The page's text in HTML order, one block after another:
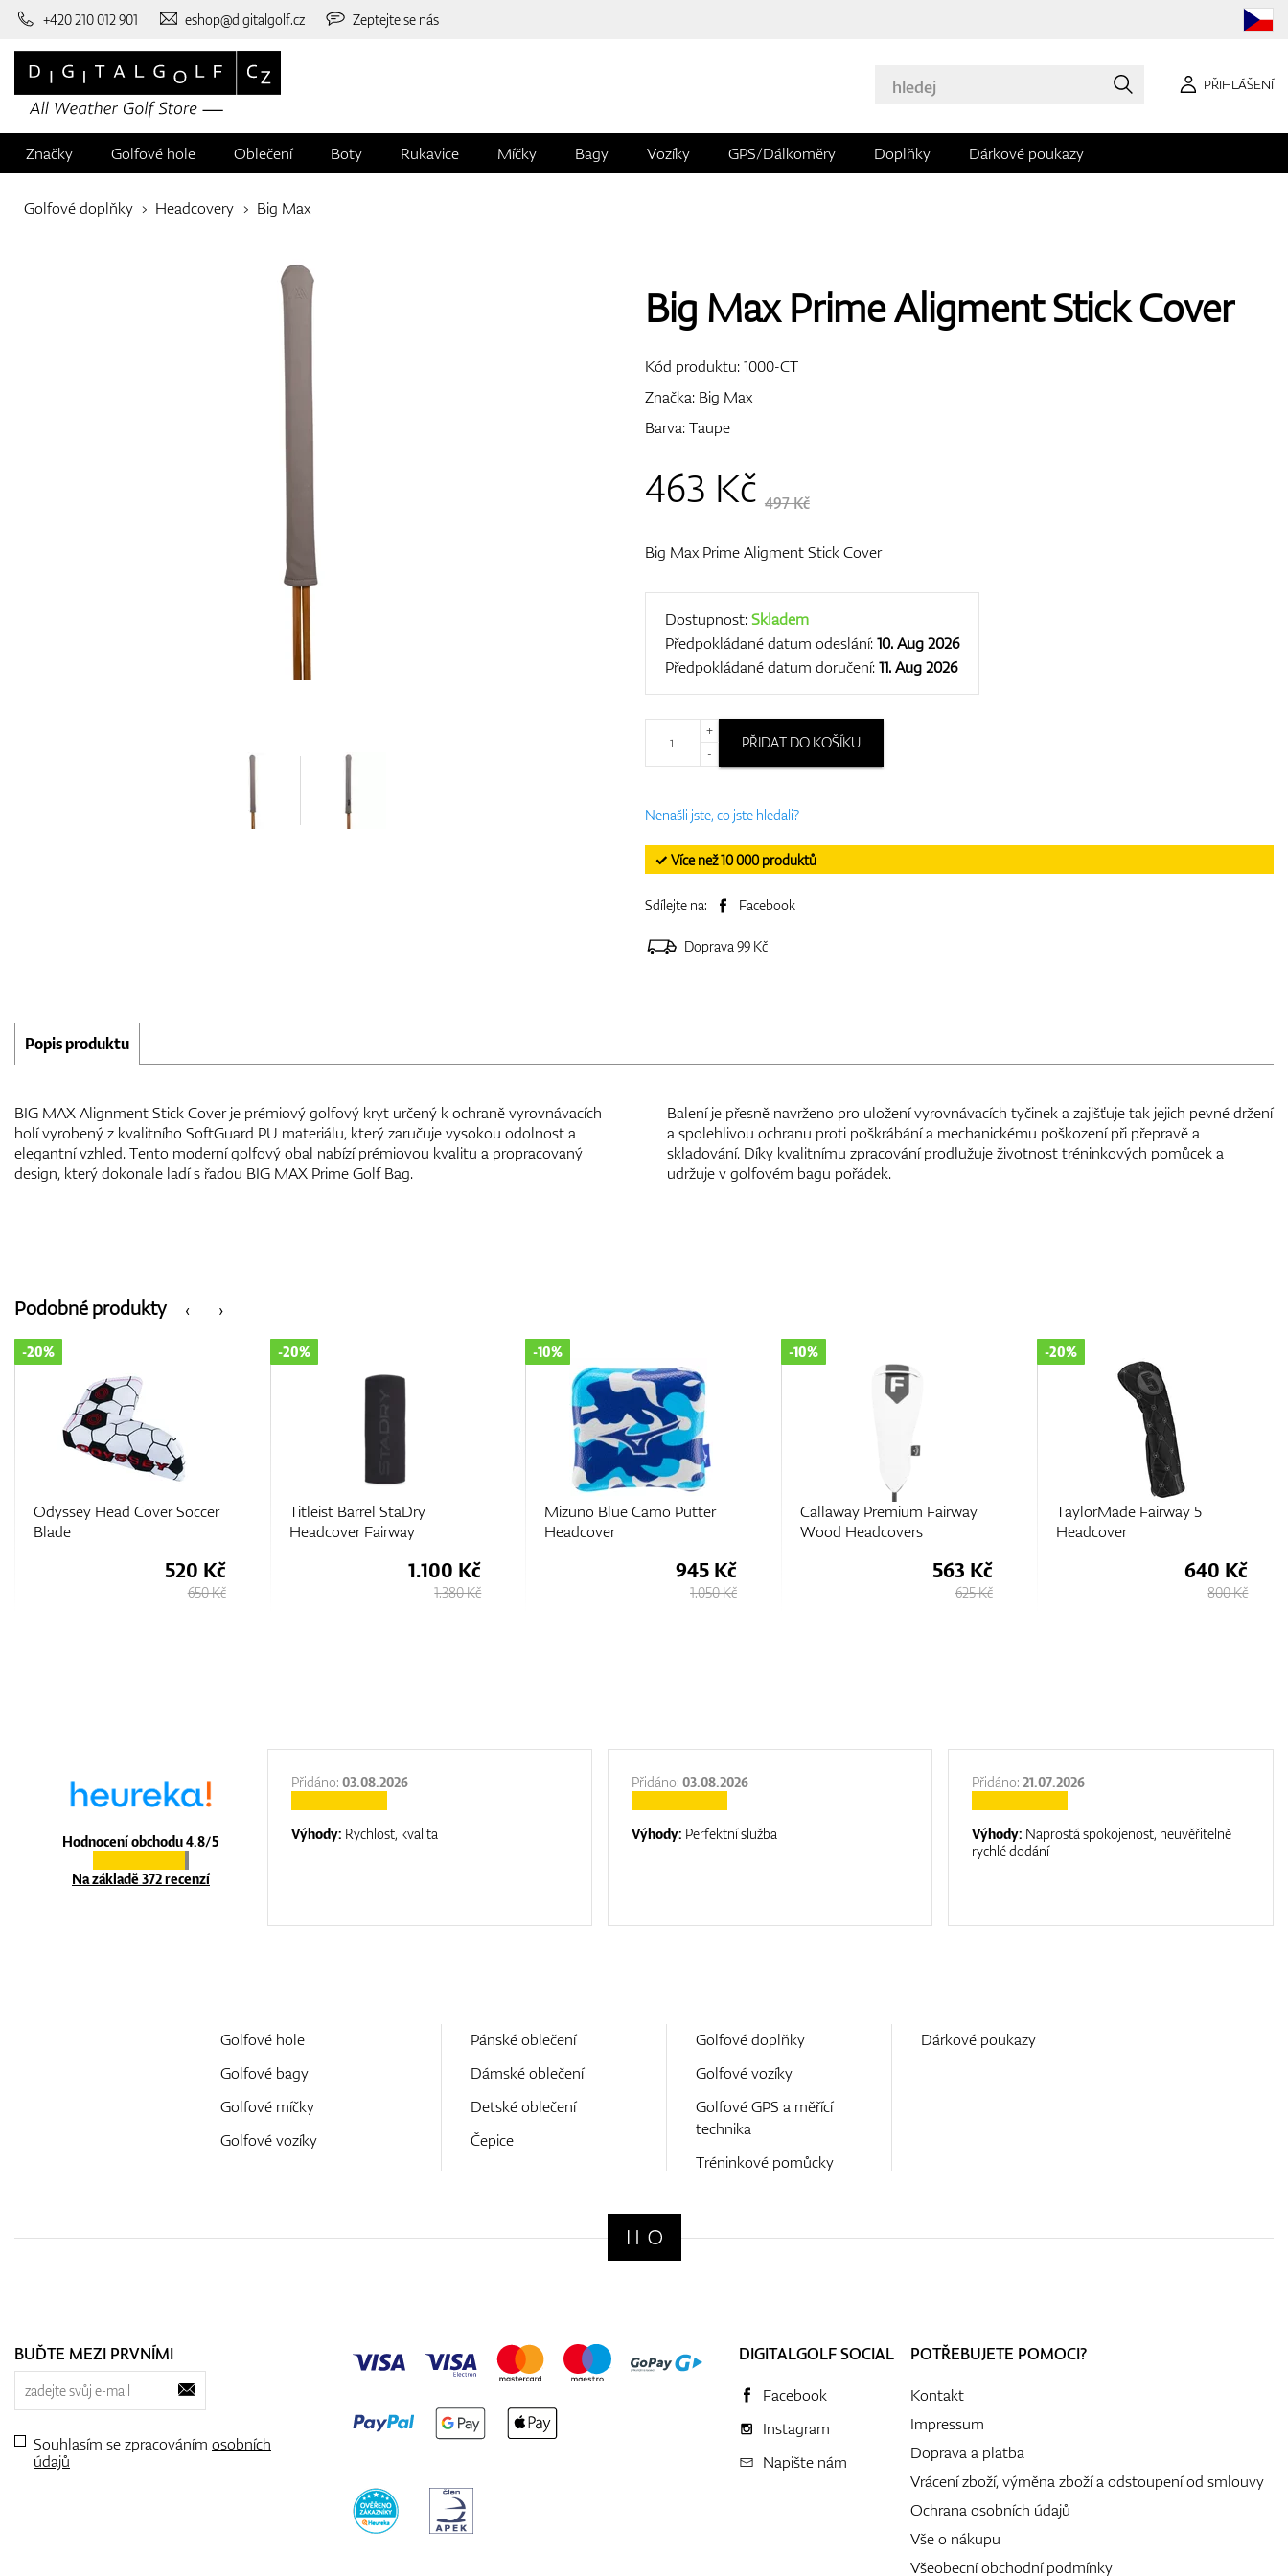
+420 210 012 901 eshop@digitalgolf.cz Zeptejte se nás
PŘIHLÁŠENÍ
Značky Golfové hole Oblečení Boty Rukavice Míčky Bagy Vozíky GPS/Dálkoměry Doplňky Dárkové poukazy
Golfové doplňky Headcovery Big Max
Big Max Prime Aligment Stick Cover
Kód produktu:1000-CT
Značka: Big Max
Barva: Taupe
463 Kč 497 Kč
Big Max Prime Aligment Stick Cover
Dostupnost:Skladem
Předpokládané datum odeslání:10. Aug 2026
Předpokládané datum doručení:11. Aug 2026
+
-
PŘIDAT DO KOŠÍKU
Nenašli jste, co jste hledali?
✓ Více než 10 000 produktů
Sdílejte na: Facebook
Doprava 99 Kč
Popis produktu
BIG MAX Alignment Stick Cover je prémiový golfový kryt určený k ochraně vyrovnávacích
holí vyrobený z kvalitního SoftGuard PU materiálu, který zaručuje vysokou odolnost a
elegantní vzhled. Tento moderní golfový obal nabízí prémiovou kvalitu a propracovaný
design, který dokonale ladí s řadou BIG MAX Prime Golf Bag.
Balení je přesně navrženo pro uložení vyrovnávacích tyčinek a zajišťuje tak jejich pevné držení
a spolehlivou ochranu proti poškrábání a mechanickému poškození při přepravě a
skladování. Díky kvalitnímu zpracování prodlužuje životnost tréninkových pomůcek a
udržuje v golfovém bagu pořádek.
‹
Podobné produkty ›
Titleist Barrel StaDry
Headcover Fairway
-20%
1.100 Kč
1.380 Kč
Mizuno Blue Camo Putter
Headcover
-10%
945 Kč
1.050 Kč
Callaway Premium Fairway
Wood Headcovers
-10%
563 Kč
625 Kč
TaylorMade Fairway 5
Headcover
-20%
640 Kč
800 Kč
Callaway Premium Fairway
Wood Headcovers
-10%
563 Kč
625 Kč
Hodnocení obchodu 4.8/5
Na základě 372 recenzí
Přidáno:03.08.2026
Výhody: Rychlost, kvalita
Přidáno:03.08.2026
Výhody: Perfektní služba
Přidáno:21.07.2026
Výhody: Naprostá spokojenost, neuvěřitelně
rychlé dodání
Golfové hole
Golfové bagy
Golfové míčky
Golfové vozíky
Pánské oblečení
Dámské oblečení
Detské oblečení
Čepice
Golfové doplňky
Golfové vozíky
Golfové GPS a měřící
technika
Tréninkové pomůcky
Dárkové poukazy
BUĎTE MEZI PRVNÍMI
Souhlasím se zpracováním osobních
údajů
DIGITALGOLF SOCIAL
Facebook
Instagram
Napište nám
POTŘEBUJETE POMOCI?
Kontakt
Impressum
Doprava a platba
Vrácení zboží, výměna zboží a odstoupení od smlouvy
Ochrana osobních údajů
Vše o nákupu
Všeobecní obchodní podmínky